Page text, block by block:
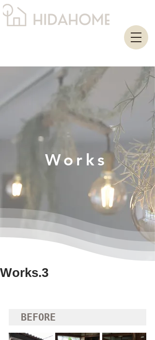
Works
Works.3
BEFORE